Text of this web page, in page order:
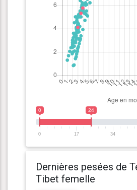
0 24
0 17 34
Dernières pesées de
Tibet femelle